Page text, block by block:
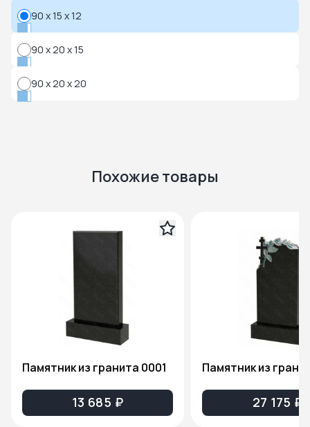
90 x 15 x 12
90 x 20 x 15
90 x 20 x 20
Похожие товары
Памятник из гранита 0001
13 685 ₽ 27 175 ₽